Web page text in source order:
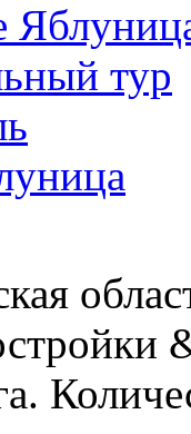
тур